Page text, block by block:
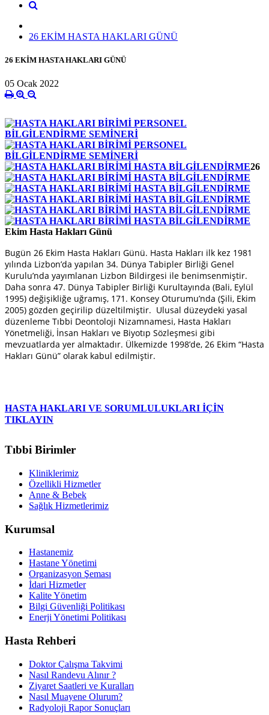
26 EKİM HASTA HAKLARI GÜNÜ
26 EKİM HASTA HAKLARI GÜNÜ
05 Ocak 2022
26
Ekim Hasta Hakları Günü
Bugün 26 Ekim Hasta Hakları Günü. Hasta Hakları ilk kez 1981
yılında Lizbon’da yapılan 34. Dünya Tabipler Birliği Genel
Kurulu’nda yayımlanan Lizbon Bildirgesi ile benimsenmiştir.
Daha sonra 47. Dünya Tabipler Birliği Kurultayında (Bali, Eylül
1995) değişikliğe uğramış, 171. Konsey Oturumu’nda (Şili, Ekim
2005) gözden geçirilip düzeltilmiştir. Ulusal düzeydeki yasal
düzenleme Tıbbi Deontoloji Nizamnamesi, Hasta Hakları
Yönetmeliği, İnsan Hakları ve Biyotıp Sözleşmesi gibi
mevzuatlarda yer almaktadır. Ülkemizde 1998’de, 26 Ekim “Hasta
Hakları Günü” olarak kabul edilmiştir.
HASTA HAKLARI VE SORUMLULUKLARI İÇİN
TIKLAYIN
Tıbbi Birimler
Kliniklerimiz
Özellikli Hizmetler
Anne & Bebek
Sağlık Hizmetlerimiz
Kurumsal
Hastanemiz
Hastane Yönetimi
Organizasyon Şeması
İdari Hizmetler
Kalite Yönetim
Bilgi Güvenliği Politikası
Enerji Yönetimi Politikası
Hasta Rehberi
Doktor Çalışma Takvimi
Nasıl Randevu Alınır ?
Ziyaret Saatleri ve Kuralları
Nasıl Muayene Olurum?
Radyoloji Rapor Sonuçları